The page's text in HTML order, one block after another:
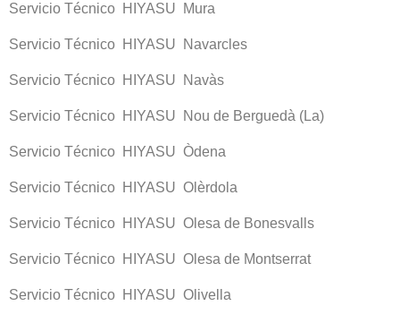
Servicio Técnico HIYASU Mura
Servicio Técnico HIYASU Navarcles
Servicio Técnico HIYASU Navàs
Servicio Técnico HIYASU Nou de Berguedà (La)
Servicio Técnico HIYASU Òdena
Servicio Técnico HIYASU Olèrdola
Servicio Técnico HIYASU Olesa de Bonesvalls
Servicio Técnico HIYASU Olesa de Montserrat
Servicio Técnico HIYASU Olivella